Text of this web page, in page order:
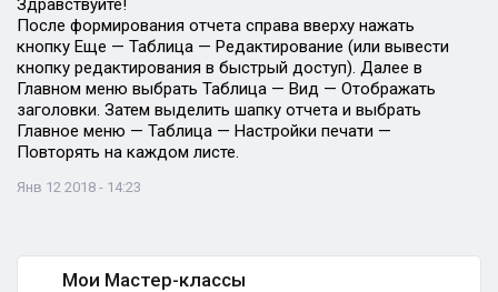
Здравствуйте!
После формирования отчета справа вверху нажать
кнопку Еще — Таблица — Редактирование (или вывести
кнопку редактирования в быстрый доступ). Далее в
Главном меню выбрать Таблица — Вид — Отображать
заголовки. Затем выделить шапку отчета и выбрать
Главное меню — Таблица — Настройки печати —
Повторять на каждом листе.
Янв 12 2018 - 14:23
Мои Мастер-классы